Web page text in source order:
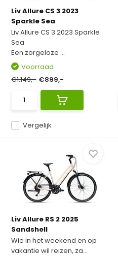
Liv Allure CS 3 2023
Sparkle Sea
Liv Allure CS 3 2023 Sparkle
Sea
Een zorgeloze ...
Vergelijk
Voorraad
€1.149,- €899,-
Liv Allure RS 2 2025
Sandshell
Wie in het weekend en op
vakantie wil reizen, za...